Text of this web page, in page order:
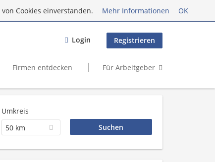
Cookies einverstanden. Mehr Informationen OK
Login Registrieren
Firmen entdecken Für Arbeitgeber
Umkreis
50 km